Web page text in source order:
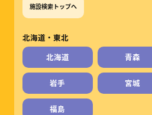
施設検索トップへ
北海道・東北
北海道
青森
岩手 宮城
福島